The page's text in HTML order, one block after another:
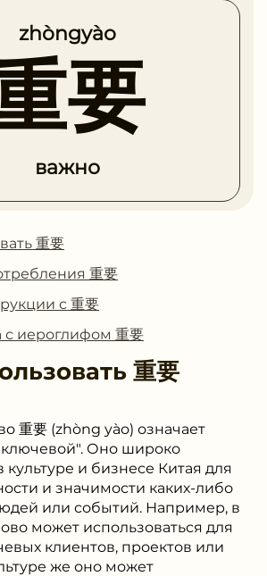
zhòngyào
要
важно
重要
重要
с 重要
с иероглифом 重要
重要
重要 (zhòng yào) означает
Оно широко
культуре и бизнесе Китая для
и значимости каких-либо
или событий. Например, в
может использоваться для
клиентов, проектов или
же оно может